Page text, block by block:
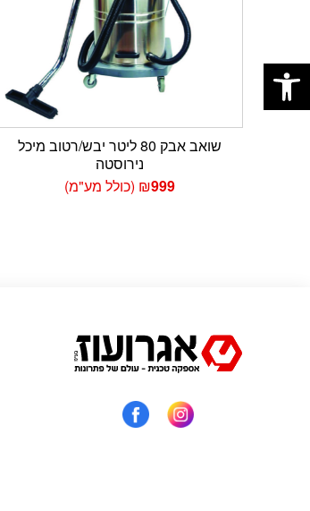
שואב אבק 80 ליטר יבש/רטוב מיכל
נירוסטה
₪999 (כולל מע"מ)
פתח סרגל נגישות